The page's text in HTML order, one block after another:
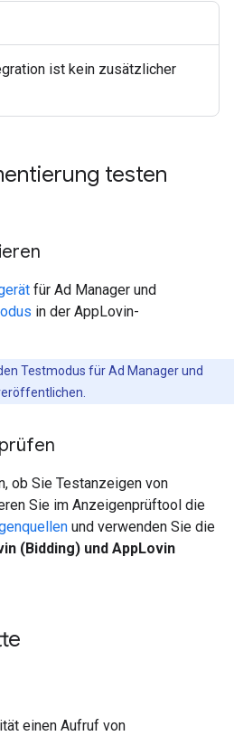
ist kein zusätzlicher
testen
für Ad Manager und
in der AppLovin-
Testmodus für Ad Manager und
ob Sie Testanzeigen von
Sie im Anzeigenprüftool die
und verwenden Sie die
(Bidding) und AppLovin
einen Aufruf von